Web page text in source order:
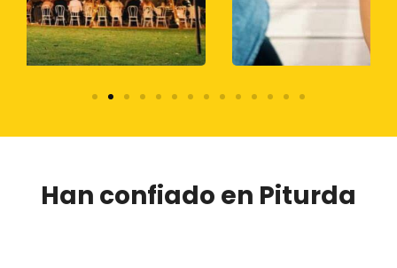
Han confiado en Piturda